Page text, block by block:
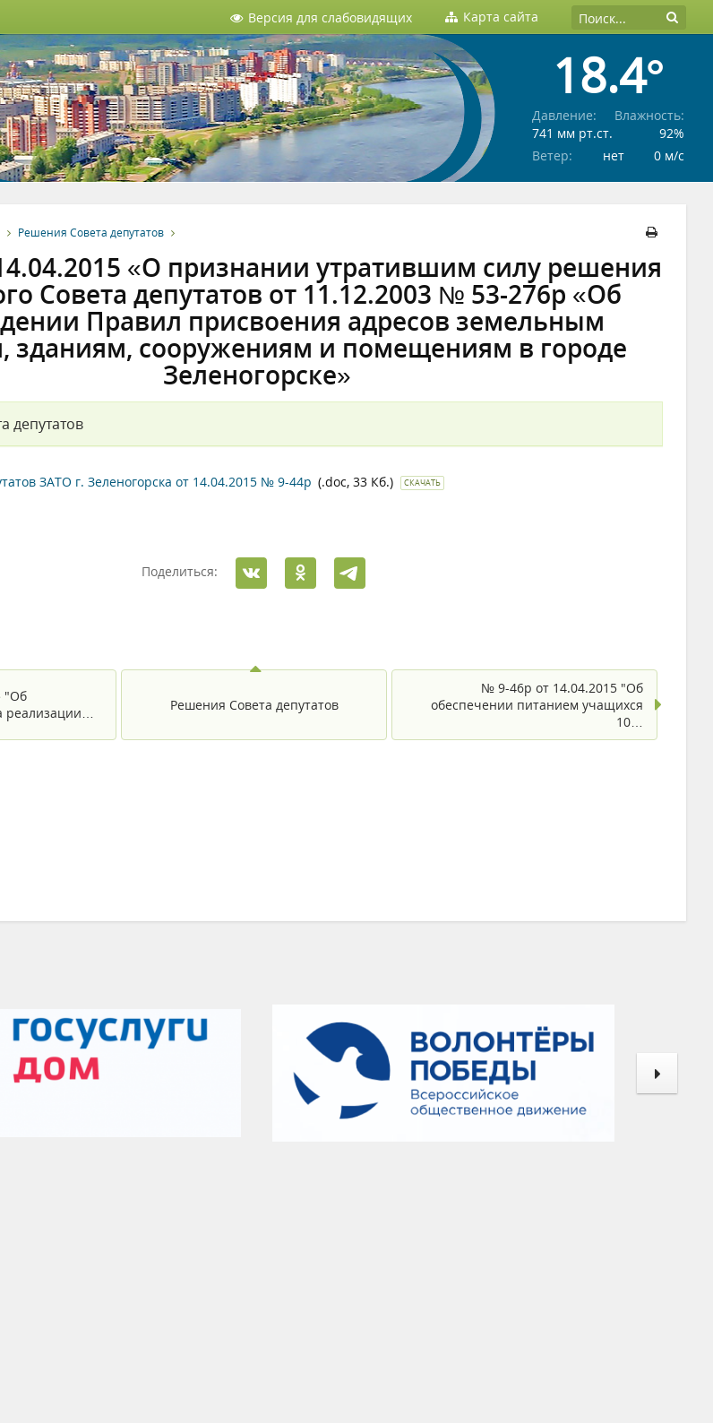
Версия для слабовидящих Карта сайта
18.4°
Давление:
741 мм рт.ст.
Влажность:
92%
Ветер:
нет 0 м/c
Решения Совета депутатов
«О признании утратившим силу решения
Совета депутатов от 11.12.2003 № 53-276р «Об
Правил присвоения адресов земельным
зданиям, сооружениям и помещениям в городе
Зеленогорске»
депутатов
ЗАТО г. Зеленогорска от 14.04.2015 № 9-44р (.doc, 33 Кб.) СКАЧАТЬ
Поделиться:
"Об
реализации…
Решения Совета депутатов
№ 9-46р от 14.04.2015 "Об
обеспечении питанием учащихся
10…